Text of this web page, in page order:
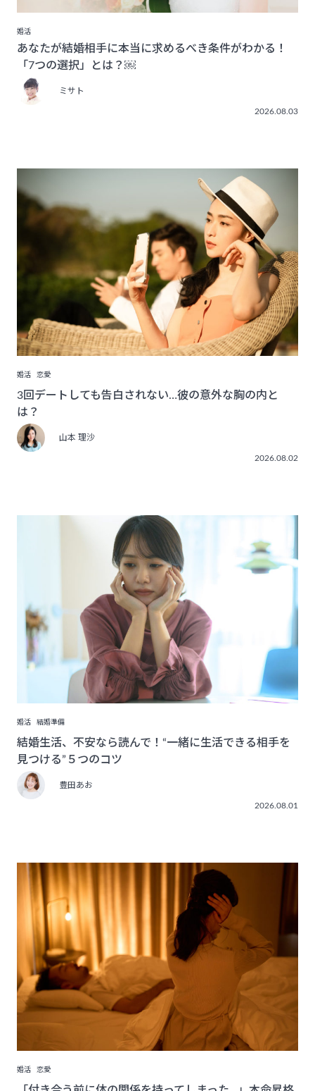
婚活
あなたが結婚相手に本当に求めるべき条件がわかる！
「7つの選択」とは？￼
ミサト
2026.08.03
婚活 恋愛
3回デートしても告白されない…彼の意外な胸の内と
は？
山本 理沙
2026.08.02
婚活 結婚準備
結婚生活、不安なら読んで！“一緒に生活できる相手を
見つける”５つのコツ
豊田あお
2026.08.01
婚活 恋愛